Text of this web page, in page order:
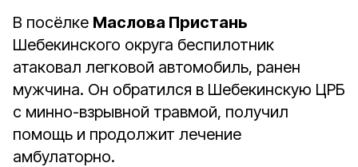
В посёлке Маслова Пристань
Шебекинского округа беспилотник
атаковал легковой автомобиль, ранен
мужчина. Он обратился в Шебекинскую ЦРБ
с минно-взрывной травмой, получил
помощь и продолжит лечение
амбулаторно.